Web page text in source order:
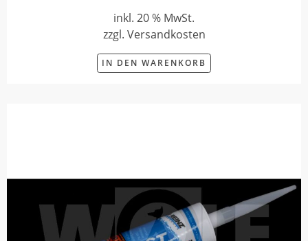
inkl. 20 % MwSt.
zzgl. Versandkosten
IN DEN WARENKORB